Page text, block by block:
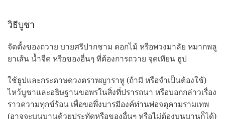
วิธีบูชา
จัดตั้งของถวาย บายศรีปากชาม ดอกไม้ หรือพวงมาลัย หมากพลู
ยาเส้น น้ำจืด หรือของอื่นๆ ที่ต้องการถวาย จุดเทียน ธูป
ใช้ธูปและกระดาษดวงตราพญาราหู (ถ้ามี หรือจำเป็นต้องใช้)
ไหว้บูชาและอธิษฐานขอพรในสิ่งที่ปรารถนา หรือบอกกล่าวเรื่อง
ราวความทุกข์ร้อน เพื่อขอพึ่งบารมีองค์ท่านพ่อจตุคามรามเทพ
(อาจจะบนบานด้วยประทัดหรือของอื่นๆ หรือไม่ต้องบนบานก็ได้)